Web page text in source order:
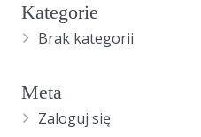
Kategorie
Brak kategorii
Meta
Zaloguj się